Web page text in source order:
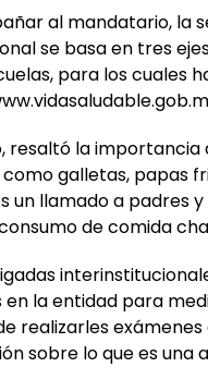
al mandatario, la
se basa en tres
para los cuales
resaltó la
como galletas, papas
un llamado a padres
de comida
la entidad para
realizarles
sobre lo que es una